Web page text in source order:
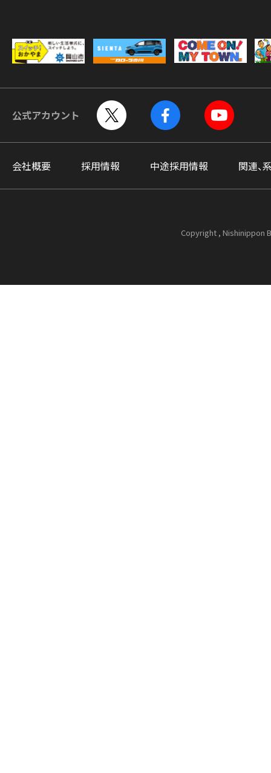
公式アカウント
会社概要 採用情報 中途採用情報 関連、
Copyright , Nishinippon